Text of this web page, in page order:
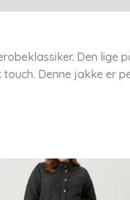
Den lige
Denne jakke er